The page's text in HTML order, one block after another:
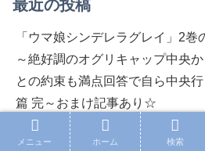
最近の投稿
「ウマ娘シンデレラグレイ」2
～絶好調のオグリキャップ中央
との約束も満点回答で自ら中央
篇 完～おまけ記事あり☆
「ウマ娘シンデレラグレイ」1巻
メニュー ホーム 検索